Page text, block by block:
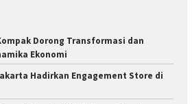
Dorong Transformasi dan
Ekonomi
Hadirkan Engagement Store di